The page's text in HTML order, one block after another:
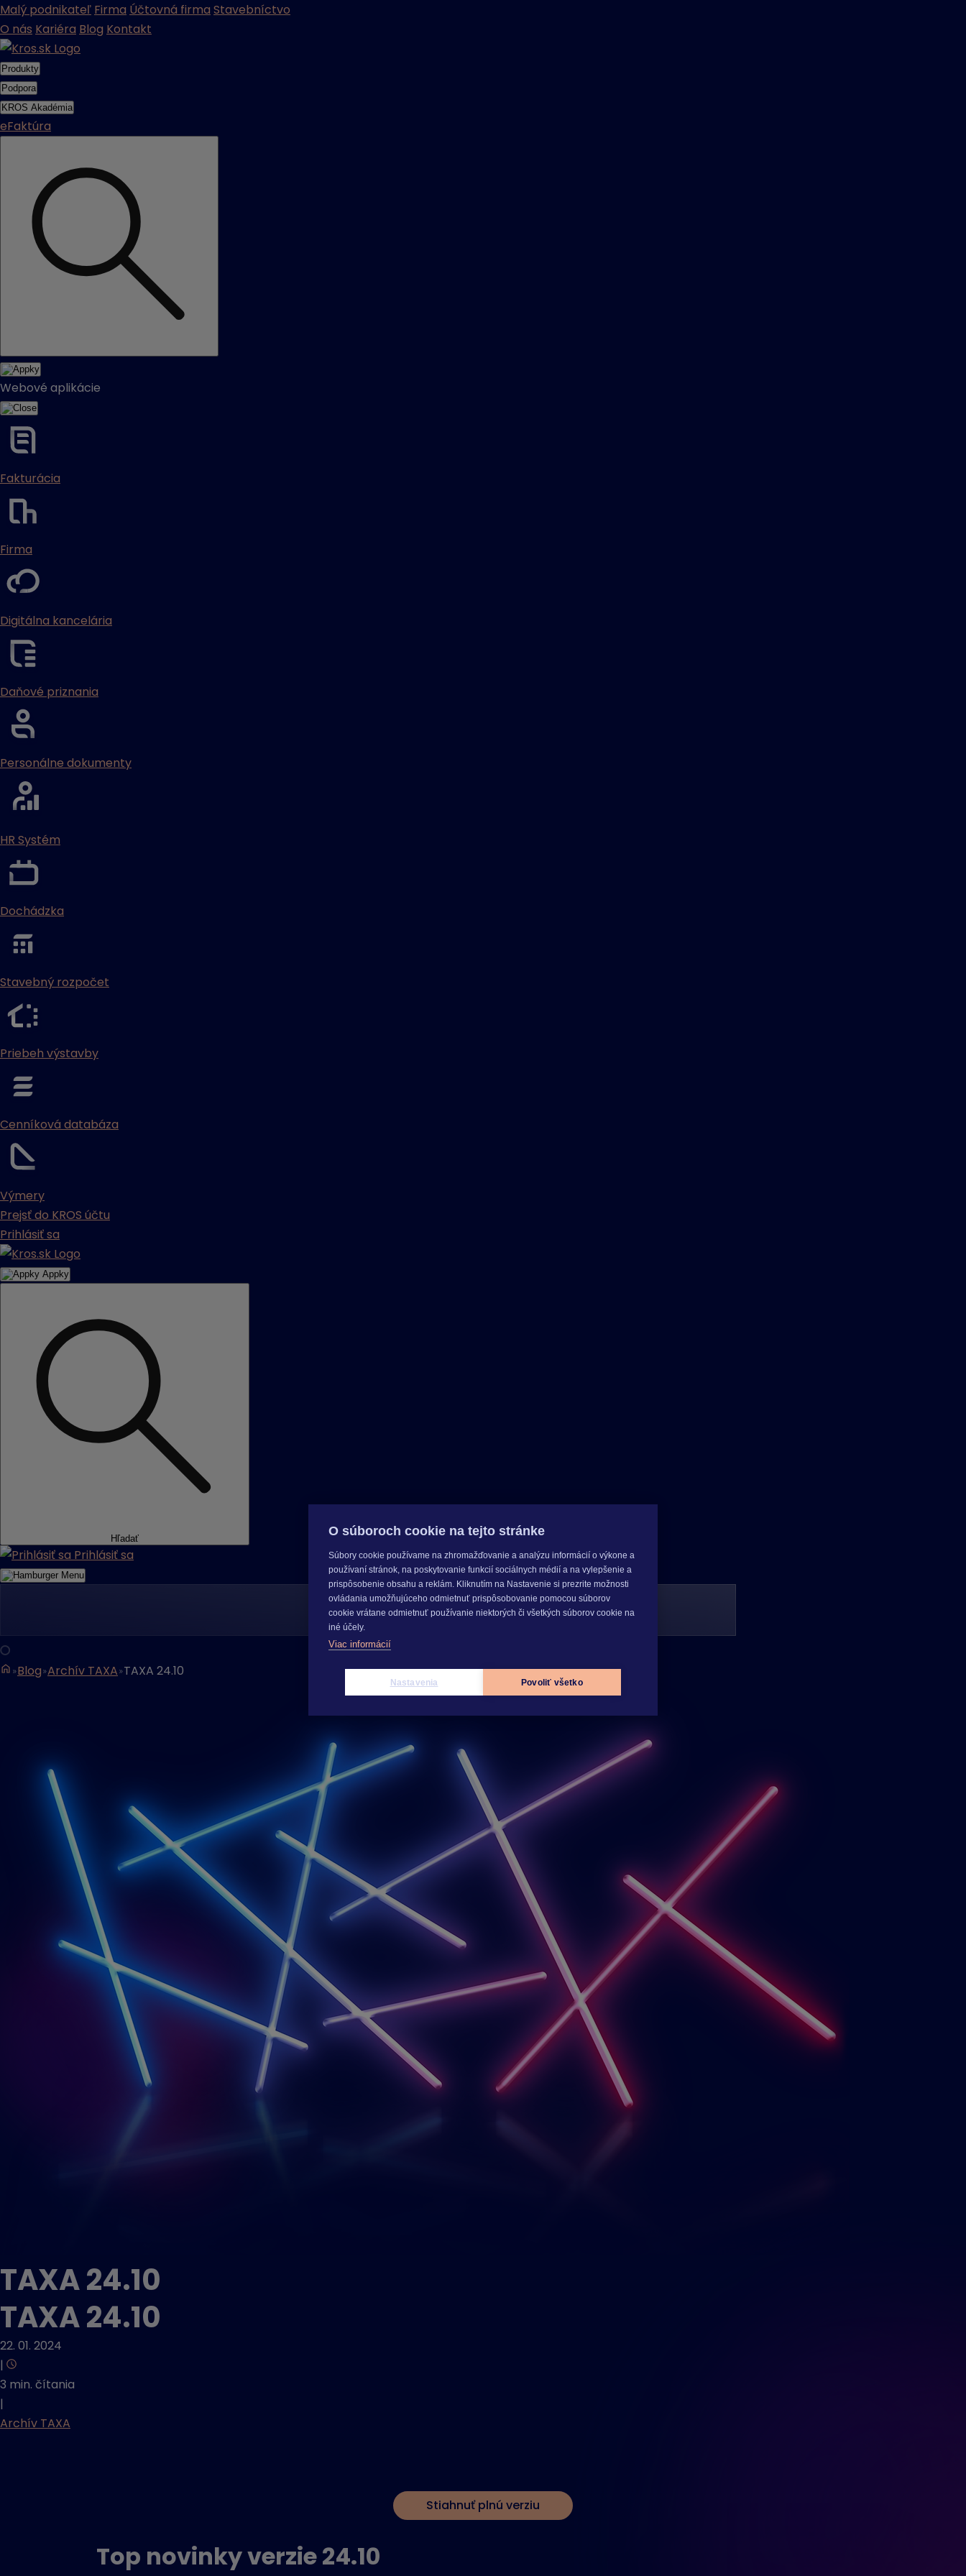
Malý podnikateľ Firma Účtovná firma Stavebníctvo
O nás Kariéra Blog Kontakt
Produkty
Podpora
KROS Akadémia
eFaktúra
Webové aplikácie
Fakturácia
Firma
Digitálna kancelária
Daňové priznania
Personálne dokumenty
HR Systém
Dochádzka
Stavebný rozpočet
Priebeh výstavby
Cenníková databáza
Výmery
Prejsť do KROS účtu
Prihlásiť sa
Appky
Hľadať
Prihlásiť sa
Menu
Blog Archív TAXA TAXA 24.10
TAXA 24.10
TAXA 24.10
22. 01. 2024
|
3 min. čítania
|
Archív TAXA
Stiahnuť plnú verziu
Top novinky verzie 24.10
O súboroch cookie na tejto stránke
Súbory cookie používame na zhromažďovanie a analýzu informácií o výkone a
používaní stránok, na poskytovanie funkcií sociálnych médií a na vylepšenie a
prispôsobenie obsahu a reklám. Kliknutím na Nastavenie si prezrite možnosti
ovládania umožňujúceho odmietnuť prispôsobovanie pomocou súborov
cookie vrátane odmietnuť používanie niektorých či všetkých súborov cookie na
iné účely.
Viac informácií
Nastavenia Povoliť všetko